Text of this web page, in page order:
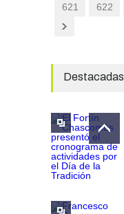
621
622
Destacadas